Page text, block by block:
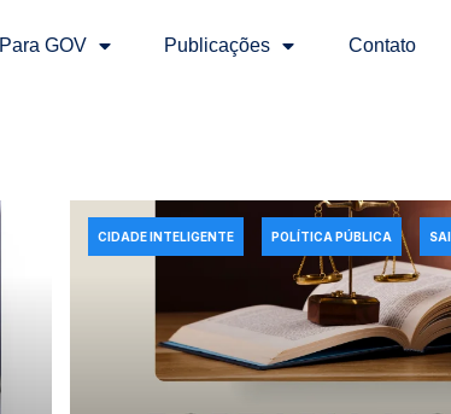
Para GOV Publicações Contato
CIDADE INTELIGENTE POLÍTICA PÚBLICA